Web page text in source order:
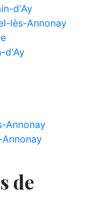
d'Ay
lès-Annonay
d'Ay
Annonay
de